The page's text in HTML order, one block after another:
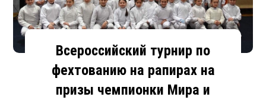
Всероссийский турнир по
фехтованию на рапирах на
призы чемпионки Мира и